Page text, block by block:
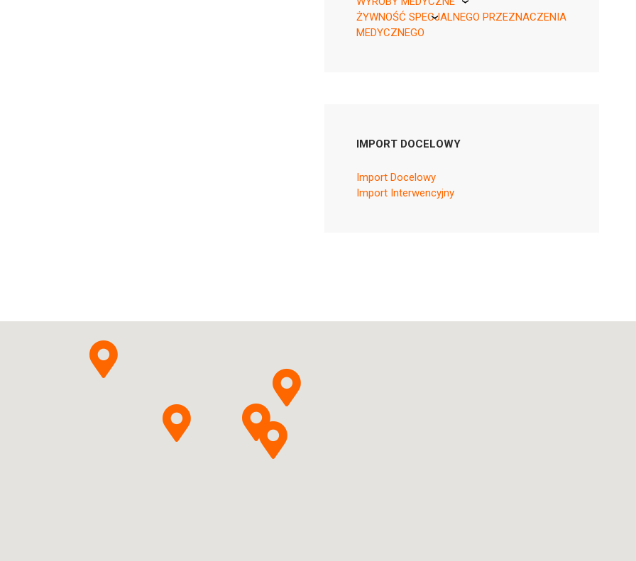
KikGel
ŻYWNOŚĆ SPECJALNEGO PRZEZNACZENIA
MEDYCZNEGO
IMPORT DOCELOWY
Import Docelowy
Import Interwencyjny